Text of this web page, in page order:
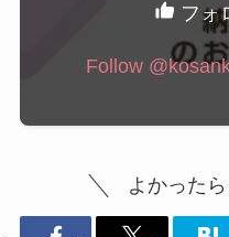
フォ
Follow
よかった